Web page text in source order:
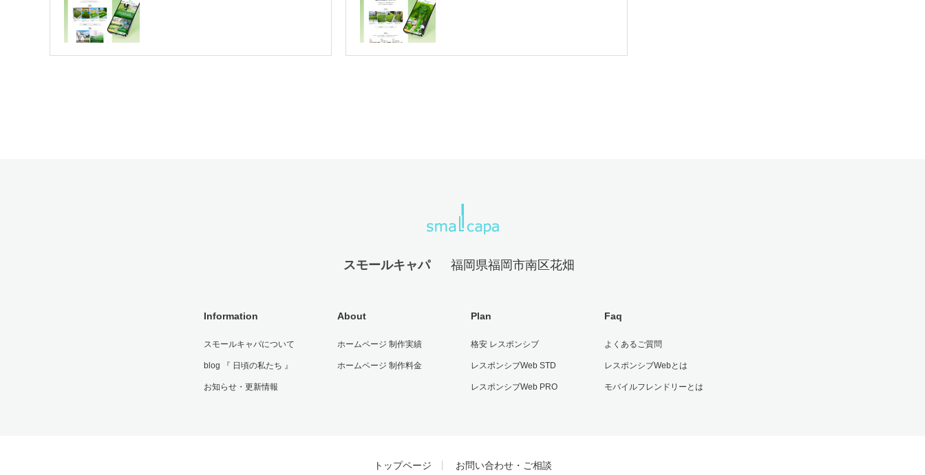
スモールキャパ 福岡県福岡市南区花畑
Information
スモールキャパについて
blog 『 日頃の私たち 』
お知らせ・更新情報
About
ホームページ 制作実績
ホームページ 制作料金
Plan
格安 レスポンシブ
レスポンシブWeb STD
レスポンシブWeb PRO
Faq
よくあるご質問
レスポンシブWebとは
モバイルフレンドリーとは
トップページ お問い合わせ・ご相談